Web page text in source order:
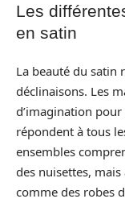
Les
en satin
La beauté du satin
déclinaisons. Les
d’imagination
répondent à tous
ensembles
des nuisettes,
comme des robes